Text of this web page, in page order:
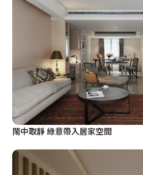
鬧中取靜 綠意帶入居家空間